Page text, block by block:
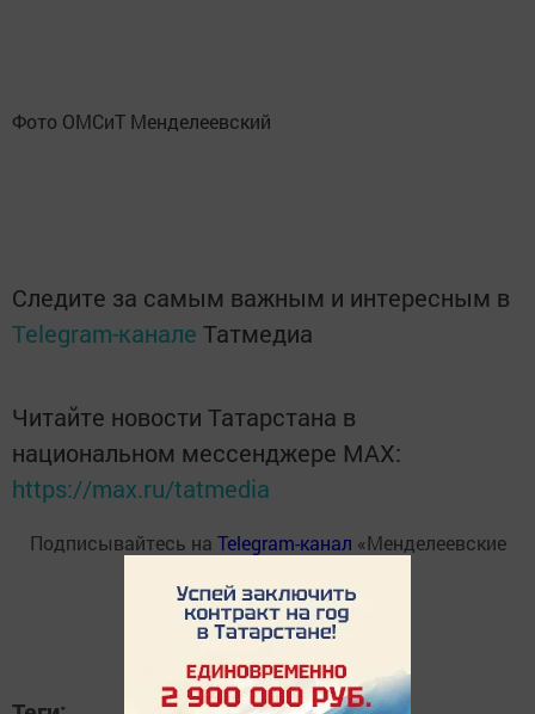
Фото ОМСиТ Менделеевский
Следите за самым важным и интересным в
Telegram-канале Татмедиа
Читайте новости Татарстана в
национальном мессенджере MАХ:
https://max.ru/tatmedia
Подписывайтесь на Telegram-канал «Менделеевские